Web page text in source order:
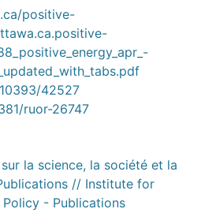
positive-
42527
ruor-26747
la science, la société et la
// Institute for
- Publications